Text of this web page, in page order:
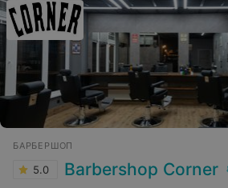
БАРБЕРШОП
5.0 Barbershop Corner